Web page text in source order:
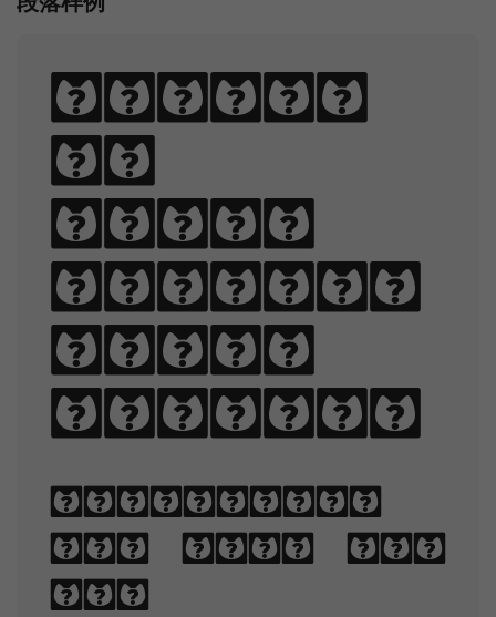
Sphinx
of
black
quartz,
judge
my vow.
Typography
is the art
and